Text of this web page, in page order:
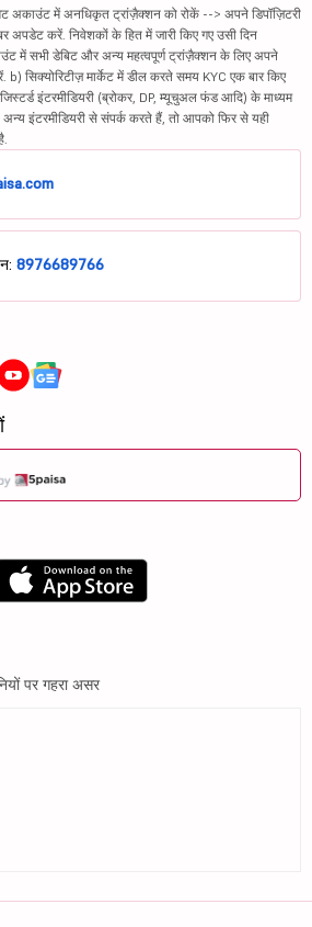
अकाउंट में अनधिकृत ट्रांज़ैक्शन को रोकें --> अपने डिपॉज़िटरी
अपडेट करें. निवेशकों के हित में जारी किए गए उसी दिन
में सभी डेबिट और अन्य महत्वपूर्ण ट्रांज़ैक्शन के लिए अपने
b) सिक्योरिटीज़ मार्केट में डील करते समय KYC एक बार किए
इंटरमीडियरी (ब्रोकर, DP, म्यूचुअल फंड आदि) के माध्यम
इंटरमीडियरी से संपर्क करते हैं, तो आपको फिर से यही
8976689766
पर गहरा असर